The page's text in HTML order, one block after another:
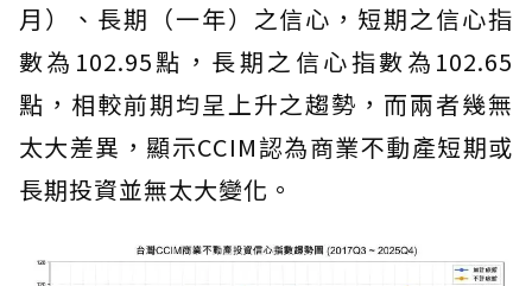
月）、長期（一年）之信心，短期之信心指
數為102.95點，長期之信心指數為102.65
點，相較前期均呈上升之趨勢，而兩者幾無
太大差異，顯示CCIM認為商業不動產短期或
長期投資並無太大變化。